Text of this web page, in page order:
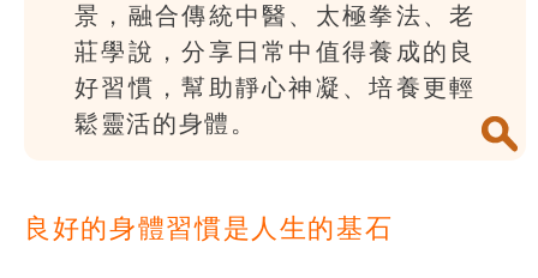
景，融合傳統中醫、太極拳法、老
莊學說，分享日常中值得養成的良
好習慣，幫助靜心神凝、培養更輕
鬆靈活的身體。
良好的身體習慣是人生的基石